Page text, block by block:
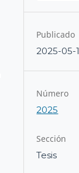
Publicado
2025-05-
Número
2025
Sección
Tesis